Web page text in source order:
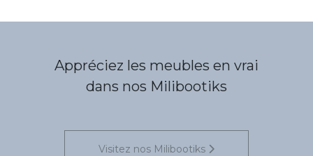
Appréciez les meubles en vrai
dans nos Milibootiks
Visitez nos Milibootiks